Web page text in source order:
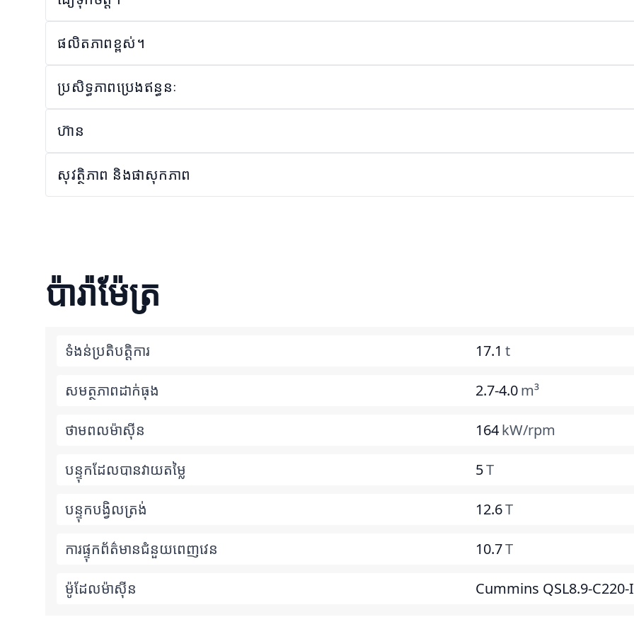
ផលិតភាពខ្ពស់។
ប្រសិទ្ធភាពប្រេងឥន្ធនៈ
ហ៊ាន
សុវត្ថិភាព និងផាសុកភាព
ប៉ារ៉ាម៉ែត្រ
ទំងន់ប្រតិបត្តិការ 17.1 t
សមត្ថភាពដាក់ធុង 2.7-4.0m³
ថាមពលម៉ាស៊ីន 164kW/rpm
បន្ទុកដែលបានវាយតម្លៃ 5T
បន្ទុកបង្វិលត្រង់ 12.6T
ការផ្ទុកព័ត៌មានជំនួយពេញវេន 10.7T
ម៉ូដែលម៉ាស៊ីន Cummins QSL8.9-